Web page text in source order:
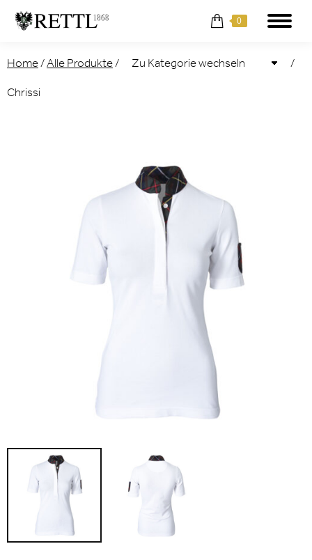
0
Home / Alle Produkte / /
Chrissi